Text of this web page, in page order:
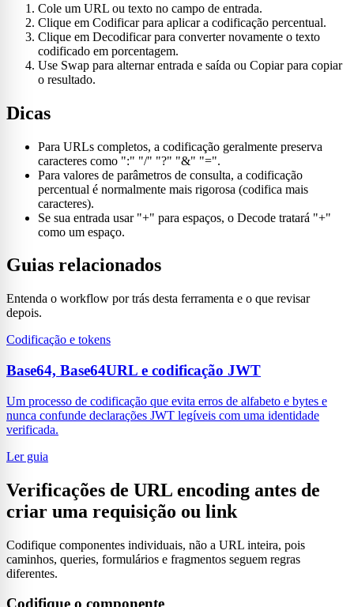
Cole um URL ou texto no campo de entrada.
Clique em Codificar para aplicar a codificação percentual.
Clique em Decodificar para converter novamente o texto
codificado em porcentagem.
Use Swap para alternar entrada e saída ou Copiar para copiar
o resultado.
Dicas
Para URLs completos, a codificação geralmente preserva
caracteres como ":" "/" "?" "&" "=".
Para valores de parâmetros de consulta, a codificação
percentual é normalmente mais rigorosa (codifica mais
caracteres).
Se sua entrada usar "+" para espaços, o Decode tratará "+"
como um espaço.
Guias relacionados
Entenda o workflow por trás desta ferramenta e o que revisar
depois.
Codificação e tokens
Base64, Base64URL e codificação JWT
Um processo de codificação que evita erros de alfabeto e bytes e
nunca confunde declarações JWT legíveis com uma identidade
verificada.
Ler guia
Verificações de URL encoding antes de
criar uma requisição ou link
Codifique componentes individuais, não a URL inteira, pois
caminhos, queries, formulários e fragmentos seguem regras
diferentes.
Codifique o componente